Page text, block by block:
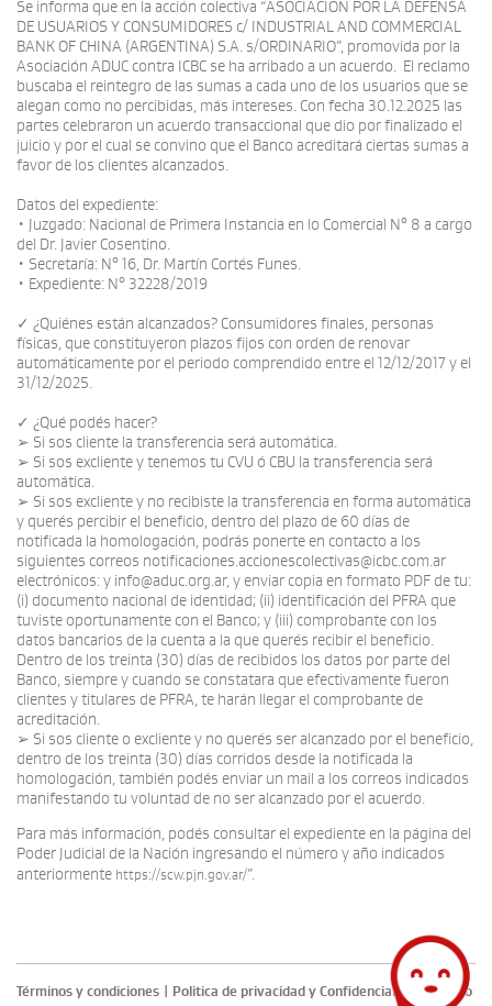
Se informa que en la acción colectiva “ASOCIACION POR LA DEFENSA
DE USUARIOS Y CONSUMIDORES c/ INDUSTRIAL AND COMMERCIAL
BANK OF CHINA (ARGENTINA) S.A. s/ORDINARIO”, promovida por la
Asociación ADUC contra ICBC se ha arribado a un acuerdo. El reclamo
buscaba el reintegro de las sumas a cada uno de los usuarios que se
alegan como no percibidas, más intereses. Con fecha 30.12.2025 las
partes celebraron un acuerdo transaccional que dio por finalizado el
juicio y por el cual se convino que el Banco acreditará ciertas sumas a
favor de los clientes alcanzados.
Datos del expediente:
• Juzgado: Nacional de Primera Instancia en lo Comercial N° 8 a cargo
del Dr. Javier Cosentino.
• Secretaría: N° 16, Dr. Martín Cortés Funes.
• Expediente: N° 32228/2019
✓ ¿Quiénes están alcanzados? Consumidores finales, personas
físicas, que constituyeron plazos fijos con orden de renovar
automáticamente por el periodo comprendido entre el 12/12/2017 y el
31/12/2025.
✓ ¿Qué podés hacer?
➢ Si sos cliente la transferencia será automática.
➢ Si sos excliente y tenemos tu CVU ó CBU la transferencia será
automática.
➢ Si sos excliente y no recibiste la transferencia en forma automática
y querés percibir el beneficio, dentro del plazo de 60 días de
notificada la homologación, podrás ponerte en contacto a los
siguientes correos notificaciones.accionescolectivas@icbc.com.ar
electrónicos: y info@aduc.org.ar, y enviar copia en formato PDF de tu:
(i) documento nacional de identidad; (ii) identificación del PFRA que
tuviste oportunamente con el Banco; y (iii) comprobante con los
datos bancarios de la cuenta a la que querés recibir el beneficio.
Dentro de los treinta (30) días de recibidos los datos por parte del
Banco, siempre y cuando se constatara que efectivamente fueron
clientes y titulares de PFRA, te harán llegar el comprobante de
acreditación.
➢ Si sos cliente o excliente y no querés ser alcanzado por el beneficio,
dentro de los treinta (30) días corridos desde la notificada la
homologación, también podés enviar un mail a los correos indicados
manifestando tu voluntad de no ser alcanzado por el acuerdo.
Para más información, podés consultar el expediente en la página del
Poder Judicial de la Nación ingresando el número y año indicados
anteriormente https://scw.pjn.gov.ar/”.
Términos y condiciones Politica de privacidad y Confidencialidad | Aviso